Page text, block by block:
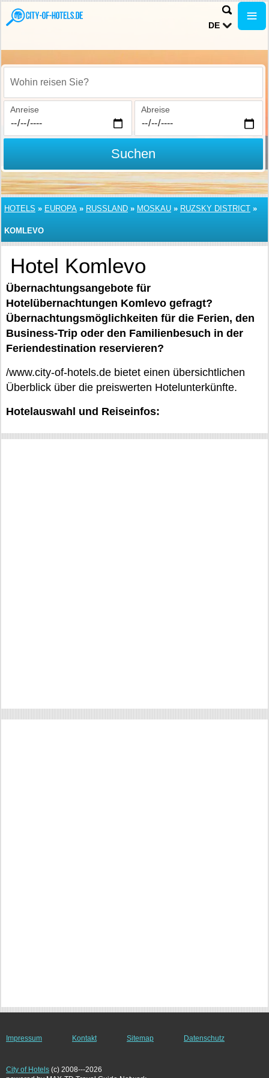
DE
Wohin reisen Sie?
Anreise Abreise
Suchen
HOTELS » EUROPA » RUSSLAND » MOSKAU » RUZSKY DISTRICT »
KOMLEVO
Hotel Komlevo
Übernachtungsangebote für
Hotelübernachtungen Komlevo gefragt?
Übernachtungsmöglichkeiten für die Ferien, den
Business-Trip oder den Familienbesuch in der
Feriendestination reservieren?
/www.city-of-hotels.de bietet einen übersichtlichen
Überblick über die preiswerten Hotelunterkünfte.
Hotelauswahl und Reiseinfos:
Impressum Kontakt Sitemap Datenschutz
City of Hotels (c) 2008---2026